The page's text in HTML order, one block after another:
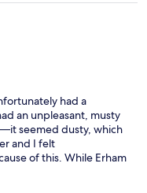
as well as an island
it easy to explore
return to at the end of
White FIRA highly
and I can’t wait to
had a
an unpleasant, musty
seemed dusty, which
and I felt
of this. While Erham
overall condition of
I wouldn’t